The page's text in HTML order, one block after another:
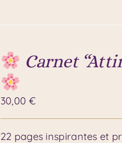
Carnet
30,00 €
22 pages inspirantes et